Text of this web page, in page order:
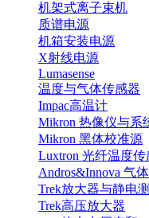
机架式离子束机
质谱电源
机箱安装电源
X射线电源
Lumasense
温度与气体传感器
Impac高温计
Mikron 热像仪与系
Mikron 黑体校准源
Luxtron 光纤温度传
Andros&Innova 气
Trek放大器与静电
Trek高压放大器